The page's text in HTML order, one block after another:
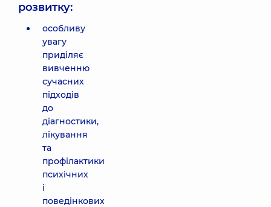
розвитку:
особливу
увагу
приділяє
вивченню
сучасних
підходів
до
діагностики,
лікування
та
профілактики
психічних
і
поведінкових